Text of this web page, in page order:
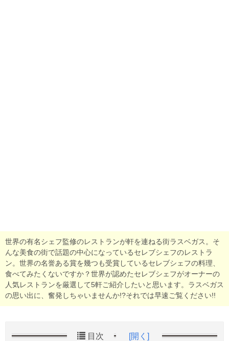
世界の有名シェフ監修のレストランが軒を連ねる街ラスベガス。そ
んな美食の街で話題の中心になっているセレブシェフのレストラ
ン。世界の名誉ある賞を幾つも受賞しているセレブシェフの料理、
食べてみたくないですか？世界が認めたセレブシェフがオーナーの
人気レストランを厳選して5軒ご紹介したいと思います。ラスベガス
の思い出に、奮発しちゃいませんか!?それでは早速ご覧ください!!
目次 [開く]